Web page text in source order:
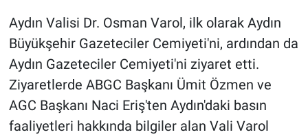
Aydın Valisi Dr. Osman Varol, ilk olarak Aydın
Büyükşehir Gazeteciler Cemiyeti'ni, ardından da
Aydın Gazeteciler Cemiyeti'ni ziyaret etti.
Ziyaretlerde ABGC Başkanı Ümit Özmen ve
AGC Başkanı Naci Eriş'ten Aydın'daki basın
faaliyetleri hakkında bilgiler alan Vali Varol